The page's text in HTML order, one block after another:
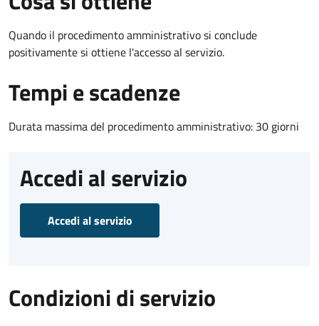
Quando il procedimento amministrativo si conclude
positivamente si ottiene l'accesso al servizio.
Tempi e scadenze
Durata massima del procedimento amministrativo: 30 giorni
Accedi al servizio
Accedi al servizio
Condizioni di servizio